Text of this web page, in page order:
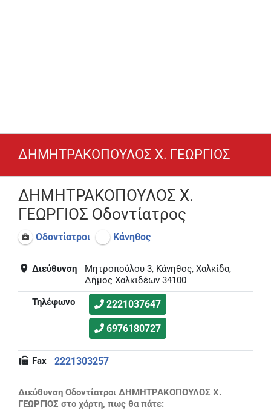
ΔΗΜΗΤΡΑΚΟΠΟΥΛΟΣ Χ. ΓΕΩΡΓΙΟΣ
ΔΗΜΗΤΡΑΚΟΠΟΥΛΟΣ Χ.
ΓΕΩΡΓΙΟΣ Οδοντίατρος
Οδοντίατροι Κάνηθος
Διεύθυνση
Μητροπούλου 3, Κάνηθος, Χαλκίδα,
Δήμος Χαλκιδέων 34100
Τηλέφωνο
2221037647
6976180727
Fax 2221303257
Διεύθυνση Οδοντίατροι ΔΗΜΗΤΡΑΚΟΠΟΥΛΟΣ Χ.
ΓΕΩΡΓΙΟΣ στο χάρτη, πως θα πάτε: